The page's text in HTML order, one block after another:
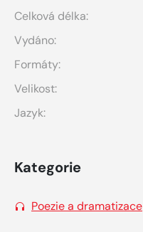
Celková délka:
Vydáno:
Formáty:
Velikost:
Jazyk:
Kategorie
Poezie a dramatizace